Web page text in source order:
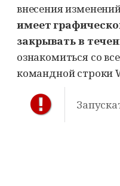
внесения
имеет
закрывать в
ознакомиться со
командной строки